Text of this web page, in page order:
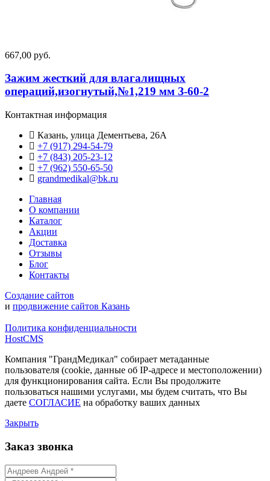
667,00 руб.
Зажим жесткий для влагалищных
операций,изогнутый,№1,219 мм З-60-2
Контактная информация
Казань, улица Дементьева, 26А
+7 (917) 294-54-79
+7 (843) 205-23-12
+7 (962) 550‑65‑50‬
grandmedikal@bk.ru
Главная
О компании
Каталог
Акции
Доставка
Отзывы
Блог
Контакты
Создание сайтов
и продвижение сайтов Казань
Политика конфиденциальности
HostCMS
Компания "ГрандМедикал" собирает метаданные
пользователя (cookie, данные об IP-адресе и местоположении)
для функционирования сайта. Если Вы продолжите
пользоваться нашими услугами, мы будем считать, что Вы
даете СОГЛАСИЕ на обработку ваших данных
Закрыть
Заказ звонка